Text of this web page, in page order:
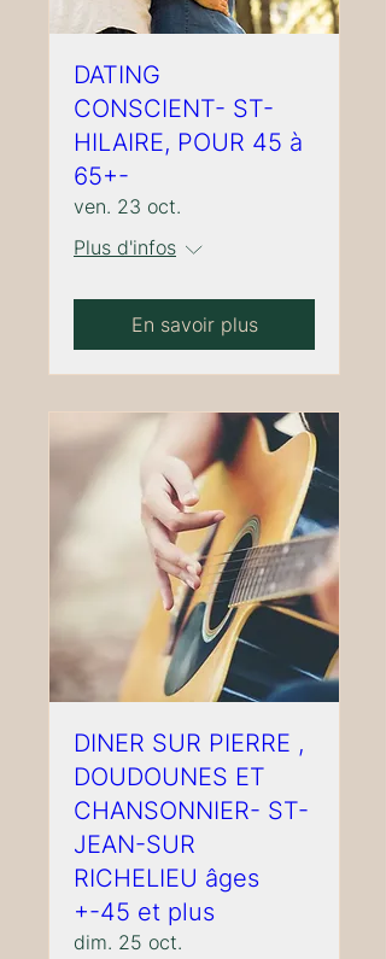
DATING
CONSCIENT- ST-
HILAIRE, POUR 45 à
65+-
ven. 23 oct.
Plus d'infos
En savoir plus
DINER SUR PIERRE ,
DOUDOUNES ET
CHANSONNIER- ST-
JEAN-SUR
RICHELIEU âges
+-45 et plus
dim. 25 oct.